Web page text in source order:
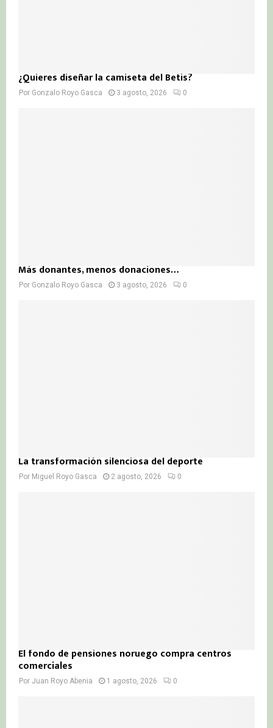
¿Quieres diseñar la camiseta del Betis?
Por Gonzalo Royo Gasca 3 agosto, 2026 0
Más donantes, menos donaciones…
Por Gonzalo Royo Gasca 3 agosto, 2026 0
La transformación silenciosa del deporte
Por Miguel Royo Gasca 2 agosto, 2026 0
El fondo de pensiones noruego compra centros
comerciales
Por Juan Royo Abenia 1 agosto, 2026 0